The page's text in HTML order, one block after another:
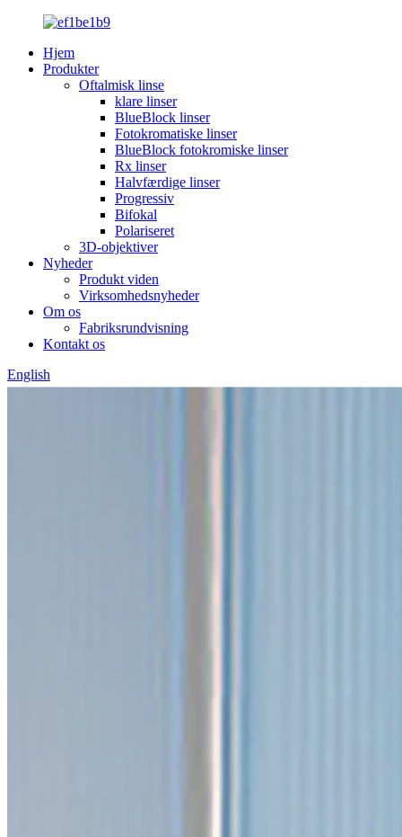
Hjem
Produkter
Oftalmisk linse
klare linser
BlueBlock linser
Fotokromatiske linser
BlueBlock fotokromiske linser
Rx linser
Halvfærdige linser
Progressiv
Bifokal
Polariseret
3D-objektiver
Nyheder
Produkt viden
Virksomhedsnyheder
Om os
Fabriksrundvisning
Kontakt os
English